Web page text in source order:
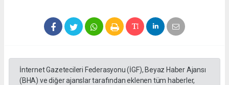
İnternet Gazetecileri Federasyonu (İGF), Beyaz Haber Ajansı
(BHA) ve diğer ajanslar tarafından eklenen tüm haberler,